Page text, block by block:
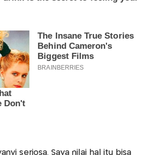
seriosa. Saya nilai hal itu bisa